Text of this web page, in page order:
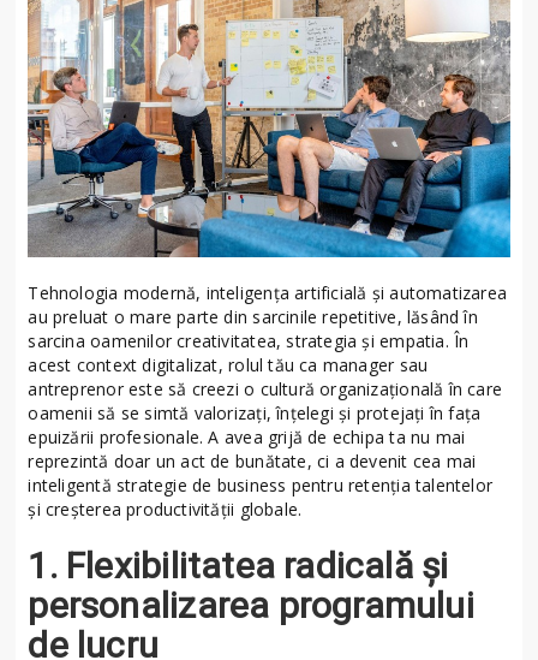
Tehnologia modernă, inteligența artificială și automatizarea
au preluat o mare parte din sarcinile repetitive, lăsând în
sarcina oamenilor creativitatea, strategia și empatia. În
acest context digitalizat, rolul tău ca manager sau
antreprenor este să creezi o cultură organizațională în care
oamenii să se simtă valorizați, înțelegi și protejați în fața
epuizării profesionale. A avea grijă de echipa ta nu mai
reprezintă doar un act de bunătate, ci a devenit cea mai
inteligentă strategie de business pentru retenția talentelor
și creșterea productivității globale.
1. Flexibilitatea radicală și
personalizarea programului
de lucru